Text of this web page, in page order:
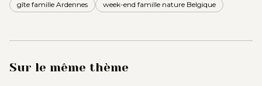
gîte famille Ardennes
week-end famille nature Belgique
Sur le même thème